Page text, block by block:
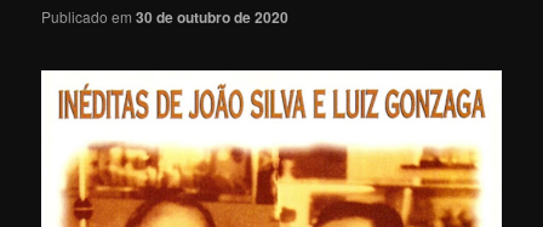
Publicado em30 de outubro de 2020